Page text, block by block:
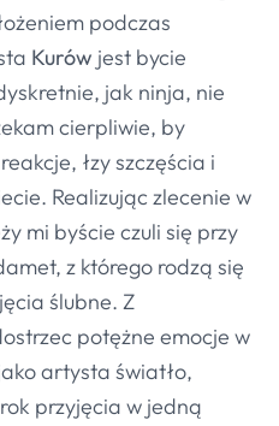
podczas
Kurów jest bycie
jak ninja, nie
cierpliwie, by
łzy szczęścia i
Realizując zlecenie w
mi byście czuli się przy
z którego rodzą się
ślubne. Z
potężne emocje w
artysta światło,
przyjęcia w jedną